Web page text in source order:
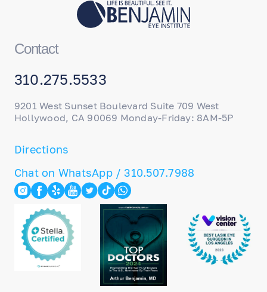
Contact
310.275.5533
9201 West Sunset Boulevard Suite 709 West
Hollywood, CA 90069 Monday-Friday: 8AM-5P
Directions
Chat on WhatsApp / 310.507.7988